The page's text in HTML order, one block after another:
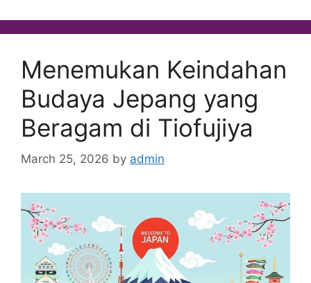
Menemukan Keindahan
Budaya Jepang yang
Beragam di Tiofujiya
March 25, 2026 by admin